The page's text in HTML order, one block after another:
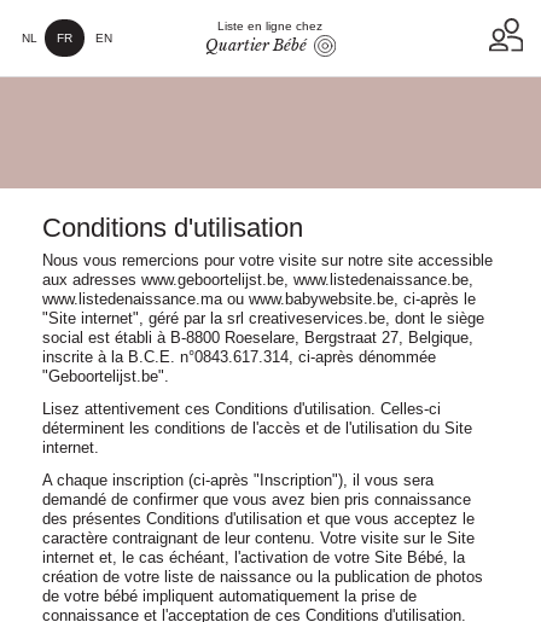
NL FR EN
Liste en ligne chez
Quartier Bébé
Conditions d'utilisation
Nous vous remercions pour votre visite sur notre site accessible
aux adresses www.geboortelijst.be, www.listedenaissance.be,
www.listedenaissance.ma ou www.babywebsite.be, ci-après le
"Site internet", géré par la srl creativeservices.be, dont le siège
social est établi à B-8800 Roeselare, Bergstraat 27, Belgique,
inscrite à la B.C.E. n°0843.617.314, ci-après dénommée
"Geboortelijst.be".
Lisez attentivement ces Conditions d'utilisation. Celles-ci
déterminent les conditions de l'accès et de l'utilisation du Site
internet.
A chaque inscription (ci-après "Inscription"), il vous sera
demandé de confirmer que vous avez bien pris connaissance
des présentes Conditions d'utilisation et que vous acceptez le
caractère contraignant de leur contenu. Votre visite sur le Site
internet et, le cas échéant, l'activation de votre Site Bébé, la
création de votre liste de naissance ou la publication de photos
de votre bébé impliquent automatiquement la prise de
connaissance et l'acceptation de ces Conditions d'utilisation.